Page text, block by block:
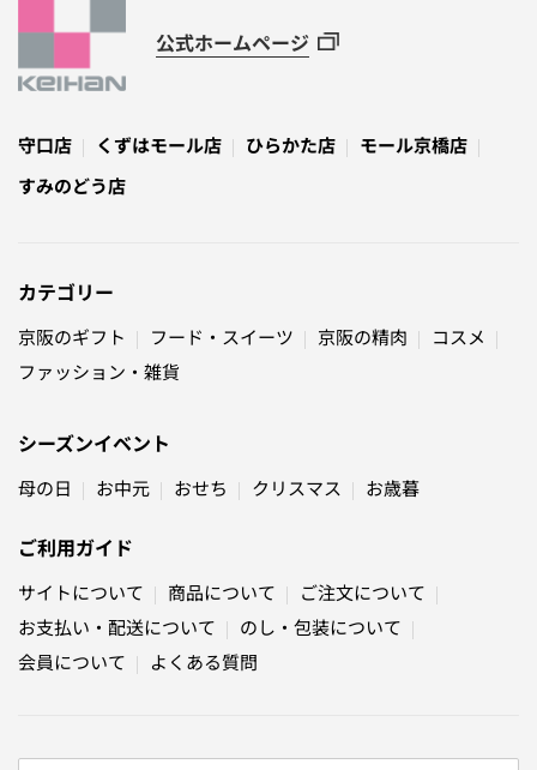
公式ホームページ
守口店 くずはモール店 ひらかた店
モール京橋店
すみのどう店
カテゴリー
京阪のギフト フード・スイーツ 京阪の精肉
コスメ
ファッション・雑貨
シーズンイベント
母の日 お中元 おせち クリスマス お歳暮
ご利用ガイド
サイトについて 商品について
ご注文について
お支払い・配送について
のし・包装について
会員について
よくある質問